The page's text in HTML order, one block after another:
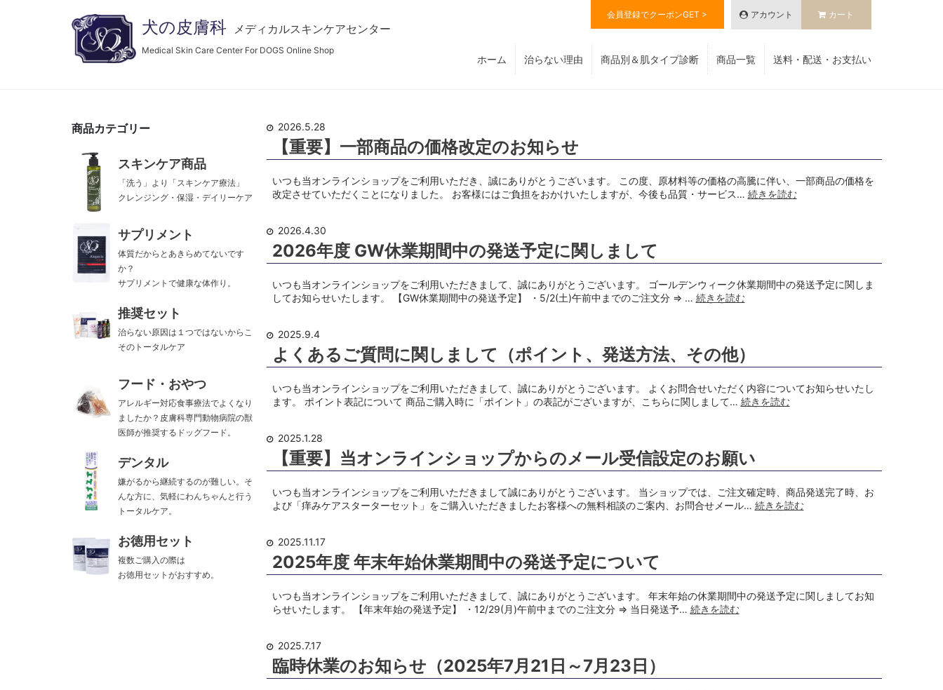
犬の皮膚科 メディカルスキンケアセンター
Medical Skin Care Center For DOGS Online Shop
会員登録でクーポンGET > アカウント カート
ホーム 治らない理由 商品別＆肌タイプ診断 商品一覧 送料・配送・お支払い
2026.5.28
【重要】一部商品の価格改定のお知らせ
いつも当オンラインショップをご利用いただき、誠にありがとうございます。 この度、原材料等の価格の高騰に伴い、一部商品の価格を
改定させていただくことになりました。 お客様にはご負担をおかけいたしますが、今後も品質・サービス… 続きを読む
2026.4.30
2026年度 GW休業期間中の発送予定に関しまして
いつも当オンラインショップをご利用いただきまして、誠にありがとうございます。 ゴールデンウィーク休業期間中の発送予定に関しま
してお知らせいたします。 【GW休業期間中の発送予定】 ・5/2(土)午前中までのご注文分 ⇒ … 続きを読む
2025.9.4
よくあるご質問に関しまして（ポイント、発送方法、その他）
いつも当オンラインショップをご利用いただきまして、誠にありがとうございます。 よくお問合せいただく内容についてお知らせいたし
ます。 ポイント表記について 商品ご購入時に「ポイント」の表記がございますが、こちらに関しまして… 続きを読む
2025.1.28
【重要】当オンラインショップからのメール受信設定のお願い
いつも当オンラインショップをご利用いただきまして誠にありがとうございます。 当ショップでは、ご注文確定時、商品発送完了時、お
よび「痒みケアスターターセット」をご購入いただきましたお客様への無料相談のご案内、お問合せメール… 続きを読む
2025.11.17
2025年度 年末年始休業期間中の発送予定について
いつも当オンラインショップをご利用いただきまして、誠にありがとうございます。 年末年始の休業期間中の発送予定に関しましてお知
らせいたします。 【年末年始の発送予定】 ・12/29(月)午前中までのご注文分 ⇒ 当日発送予… 続きを読む
2025.7.17
臨時休業のお知らせ（2025年7月21日～7月23日）
商品カテゴリー
スキンケア商品
「洗う」より「スキンケア療法」
クレンジング・保湿・デイリーケア
サプリメント
体質だからとあきらめてないです
か？
サプリメントで健康な体作り。
推奨セット
治らない原因は１つではないからこ
そのトータルケア
フード・おやつ
アレルギー対応食事療法でよくなり
ましたか？皮膚科専門動物病院の獣
医師が推奨するドッグフード。
デンタル
嫌がるから継続するのが難しい。そ
んな方に、気軽にわんちゃんと行う
トータルケア。
お徳用セット
複数ご購入の際は
お徳用セットがおすすめ。